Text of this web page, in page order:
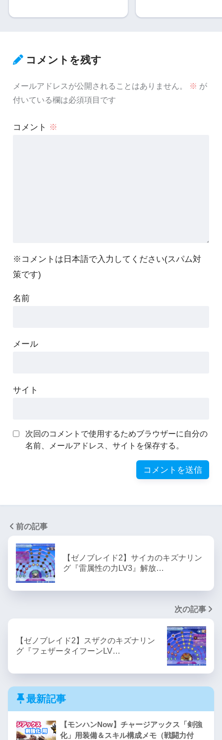
コメントを残す
メールアドレスが公開されることはありません。 ※ が
付いている欄は必須項目です
コメント ※
※コメントは日本語で入力してください(スパム対
策です)
名前
メール
サイト
次回のコメントで使用するためブラウザーに自分の
名前、メールアドレス、サイトを保存する。
前の記事
【ゼノブレイド2】サイカのキズナリン
グ『雷属性の力LV3』解放…
次の記事
【ゼノブレイド2】スザクのキズナリン
グ『フェザータイフーンLV…
最新記事
【モンハンNow】チャージアックス「剣強
化」用装備＆スキル構成メモ（戦闘力付